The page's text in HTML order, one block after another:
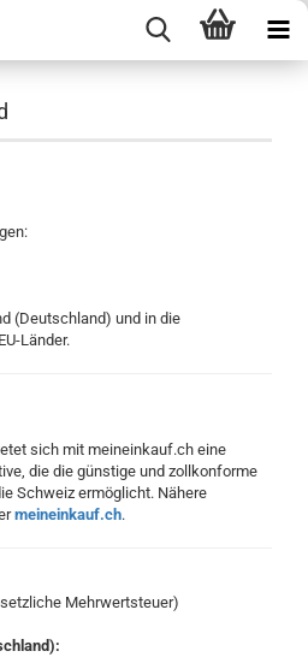
(Deutschland) und in die
Länder.
sich mit meineinkauf.ch eine
die die günstige und zollkonforme
Schweiz ermöglicht. Nähere
meineinkauf.ch.
Mehrwertsteuer)